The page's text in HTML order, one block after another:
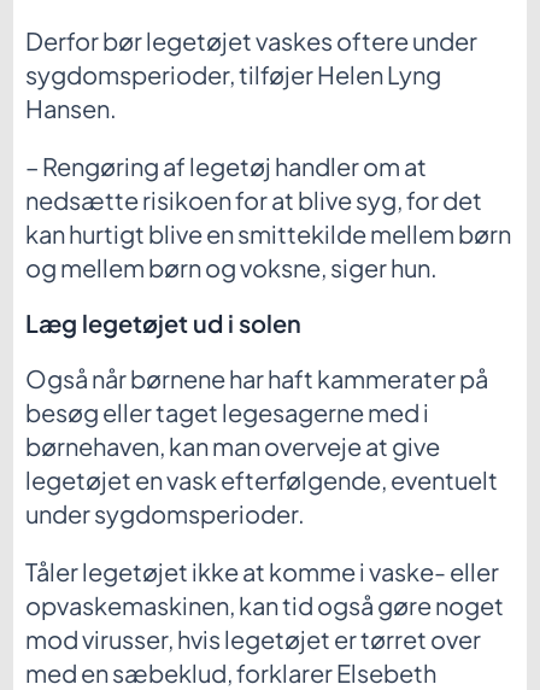
Derfor bør legetøjet vaskes oftere under
sygdomsperioder, tilføjer Helen Lyng
Hansen.
– Rengøring af legetøj handler om at
nedsætte risikoen for at blive syg, for det
kan hurtigt blive en smittekilde mellem børn
og mellem børn og voksne, siger hun.
Læg legetøjet ud i solen
Også når børnene har haft kammerater på
besøg eller taget legesagerne med i
børnehaven, kan man overveje at give
legetøjet en vask efterfølgende, eventuelt
under sygdomsperioder.
Tåler legetøjet ikke at komme i vaske- eller
opvaskemaskinen, kan tid også gøre noget
mod virusser, hvis legetøjet er tørret over
med en sæbeklud, forklarer Elsebeth